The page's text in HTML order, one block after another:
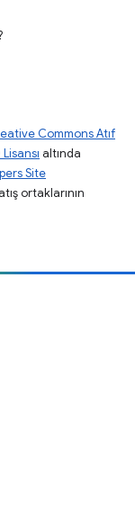
Commons Atıf
altında
Site
ortaklarının